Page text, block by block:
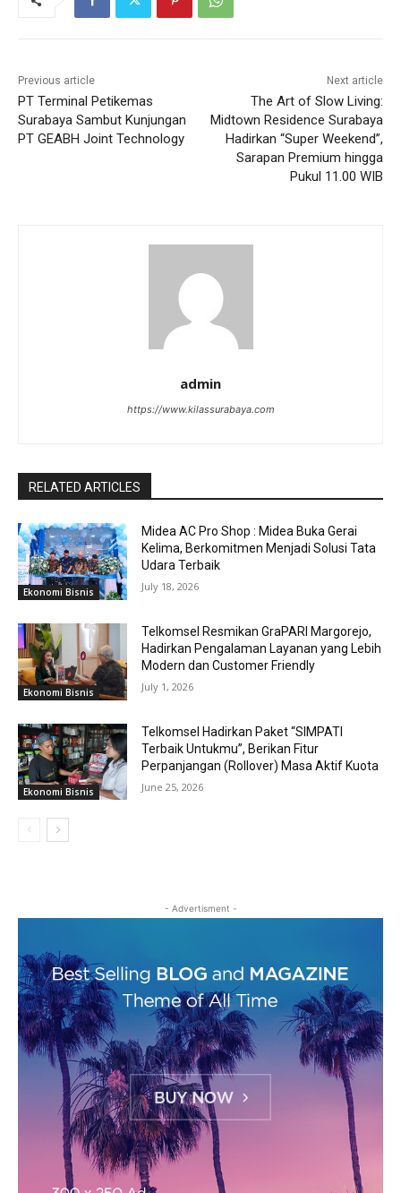
Previous article
PT Terminal Petikemas
Surabaya Sambut Kunjungan
PT GEABH Joint Technology
Next article
The Art of Slow Living:
Midtown Residence Surabaya
Hadirkan “Super Weekend”,
Sarapan Premium hingga
Pukul 11.00 WIB
admin
https://www.kilassurabaya.com
RELATED ARTICLES
Ekonomi Bisnis
Midea AC Pro Shop : Midea Buka Gerai
Kelima, Berkomitmen Menjadi Solusi Tata
Udara Terbaik
July 18, 2026
Ekonomi Bisnis
Telkomsel Resmikan GraPARI Margorejo,
Hadirkan Pengalaman Layanan yang Lebih
Modern dan Customer Friendly
July 1, 2026
Ekonomi Bisnis
Telkomsel Hadirkan Paket “SIMPATI
Terbaik Untukmu”, Berikan Fitur
Perpanjangan (Rollover) Masa Aktif Kuota
June 25, 2026
- Advertisment -